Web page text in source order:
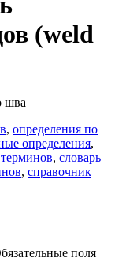
(weld
шва
, определения по
определения,
, словарь
, справочник
поля